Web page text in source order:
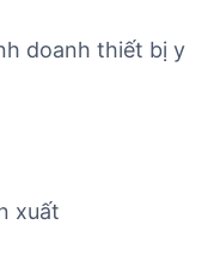
doanh thiết bị y
xuất